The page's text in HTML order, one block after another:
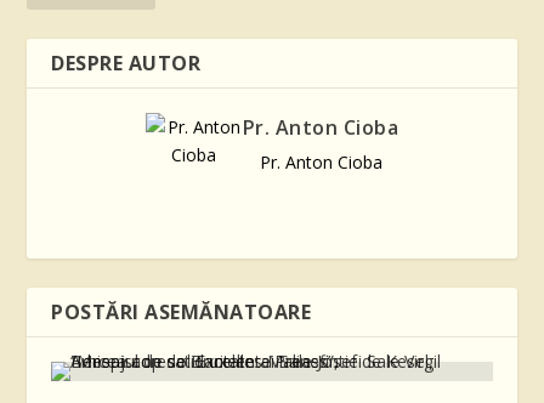
DESPRE AUTOR
Pr. Anton Cioba
Pr. Anton Cioba
POSTĂRI ASEMĂNATOARE